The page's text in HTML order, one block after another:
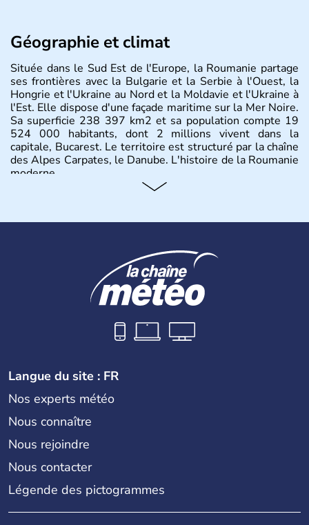
Géographie et climat
Située dans le Sud Est de l'Europe, la Roumanie partage
ses frontières avec la Bulgarie et la Serbie à l'Ouest, la
Hongrie et l'Ukraine au Nord et la Moldavie et l'Ukraine à
l'Est. Elle dispose d'une façade maritime sur la Mer Noire.
Sa superficie 238 397 km2 et sa population compte 19
524 000 habitants, dont 2 millions vivent dans la
capitale, Bucarest. Le territoire est structuré par la chaîne
des Alpes Carpates, le Danube. L'histoire de la Roumanie
moderne.
Langue du site : FR
Nos experts météo
Nous connaître
Nous rejoindre
Nous contacter
Légende des pictogrammes